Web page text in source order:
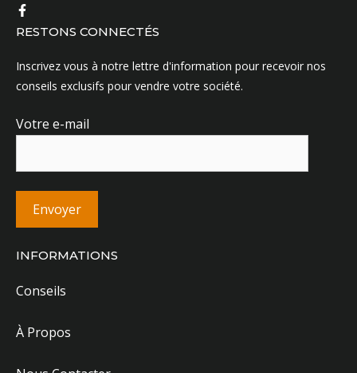
RESTONS CONNECTÉS
Inscrivez vous à notre lettre d'information pour recevoir nos
conseils exclusifs pour vendre votre société.
Votre e-mail
INFORMATIONS
Conseils
À Propos